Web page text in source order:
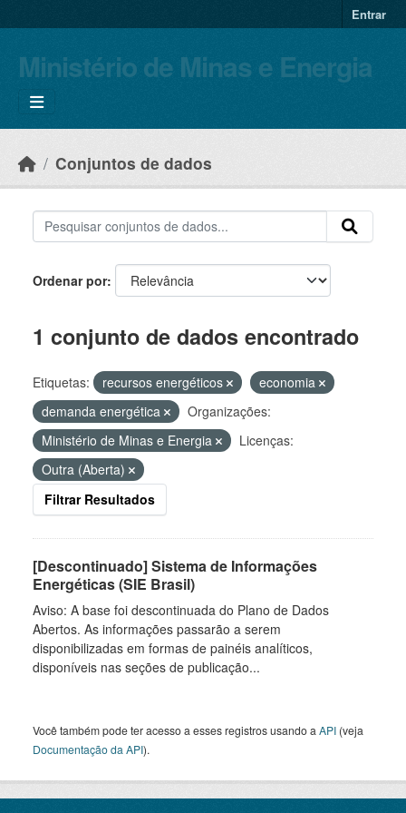
Entrar
Ministério de Minas e Energia
Conjuntos de dados
Ordenar por
1 conjunto de dados encontrado
Etiquetas: recursos energéticos
economia
demanda energética
Organizações:
Ministério de Minas e Energia
Licenças:
Outra (Aberta)
Filtrar Resultados
[Descontinuado] Sistema de Informações
Energéticas (SIE Brasil)
Aviso: A base foi descontinuada do Plano de Dados
Abertos. As informações passarão a serem
disponibilizadas em formas de painéis analíticos,
disponíveis nas seções de publicação...
Você também pode ter acesso a esses registros usando a API (veja
Documentação da API).